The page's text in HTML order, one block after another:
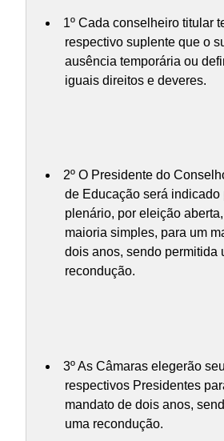
1º Cada conselheiro titular
respectivo suplente que o
ausência temporária ou
iguais direitos e deveres.
2º O Presidente do
de Educação será indicado
plenário, por eleição
maioria simples, para um
dois anos, sendo permitida
recondução.
3º As Câmaras elegerão
respectivos Presidentes
mandato de dois anos,
uma recondução.